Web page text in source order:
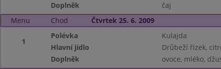
Doplněk
čaj
Menu
Chod Čtvrtek 25. 6. 2009
1
Polévka
Kulajda
Hlavní jídlo
Drůbeží řízek,
Doplněk
ovoce, mléko,